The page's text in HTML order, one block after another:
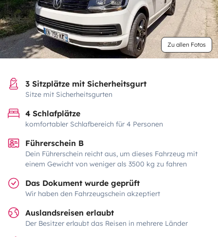
Zu allen Fotos
3 Sitzplätze mit Sicherheitsgurt
Sitze mit Sicherheitsgurten
4 Schlafplätze
komfortabler Schlafbereich für 4 Personen
Führerschein B
Dein Führerschein reicht aus, um dieses Fahrzeug mit
einem Gewicht von weniger als 3500 kg zu fahren
Das Dokument wurde geprüft
Wir haben den Fahrzeugschein akzeptiert
Auslandsreisen erlaubt
Der Besitzer erlaubt das Reisen in mehrere Länder